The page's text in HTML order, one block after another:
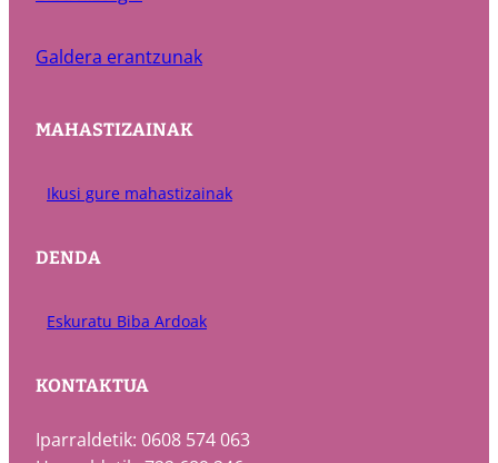
Galdera erantzunak
MAHASTIZAINAK
Ikusi gure mahastizainak
DENDA
Eskuratu Biba Ardoak
KONTAKTUA
Iparraldetik: 0608 574 063